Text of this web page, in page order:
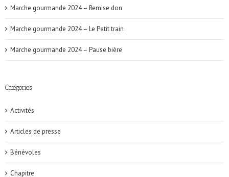
Marche gourmande 2024 – Remise don
Marche gourmande 2024 – Le Petit train
Marche gourmande 2024 – Pause bière
Catégories
Activités
Articles de presse
Bénévoles
Chapitre